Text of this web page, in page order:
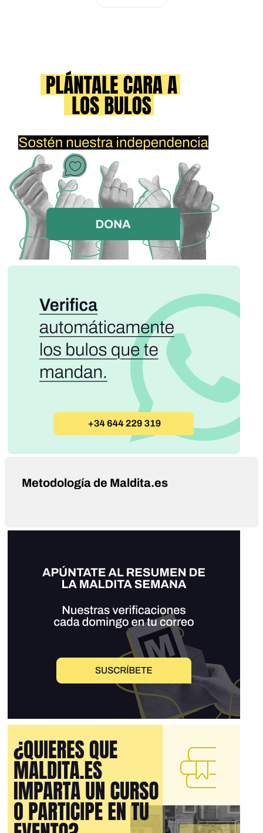
Metodología de Maldita.es